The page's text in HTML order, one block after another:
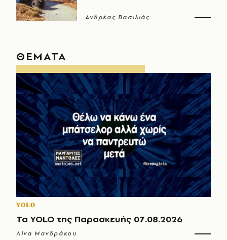
Ανδρέας Βασιλιάς
ΘΕΜΑΤΑ
YOLO
Τα YOLO της Παρασκευής 07.08.2026
Λίνα Μανδράκου